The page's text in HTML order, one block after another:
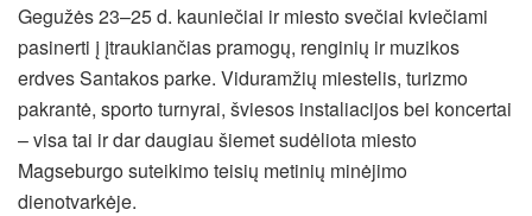
Gegužės 23–25 d. kauniečiai ir miesto svečiai kviečiami
pasinerti į įtraukiančias pramogų, renginių ir muzikos
erdves Santakos parke. Viduramžių miestelis, turizmo
pakrantė, sporto turnyrai, šviesos instaliacijos bei koncertai
– visa tai ir dar daugiau šiemet sudėliota miesto
Magseburgo suteikimo teisių metinių minėjimo
dienotvarkėje.